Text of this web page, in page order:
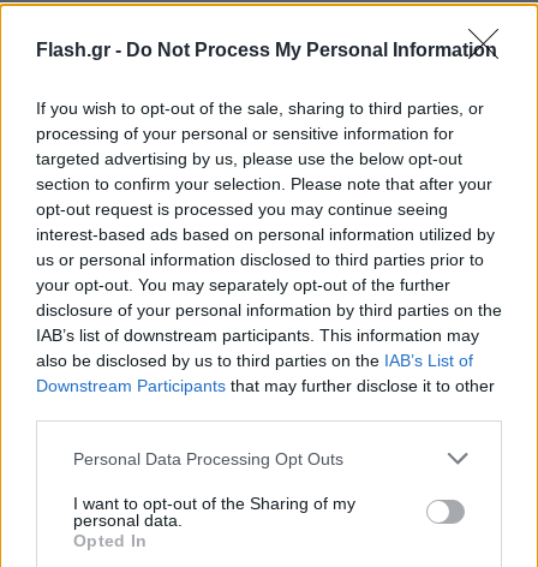
Flash.gr - Do Not Process My Personal Information
If you wish to opt-out of the sale, sharing to third parties, or
processing of your personal or sensitive information for
targeted advertising by us, please use the below opt-out
section to confirm your selection. Please note that after your
opt-out request is processed you may continue seeing
interest-based ads based on personal information utilized by
us or personal information disclosed to third parties prior to
your opt-out. You may separately opt-out of the further
disclosure of your personal information by third parties on the
IAB’s list of downstream participants. This information may
also be disclosed by us to third parties on the IAB’s List of
Downstream Participants that may further disclose it to other
Please note that this website/app uses one or more Google
not limited to your visit or usage behaviour. You may click to
grant or deny consent to Google and its third-party tags to
use your data for below specified purposes in below Google
Personal Data Processing Opt Outs
I want to opt-out of the Sharing of my
personal data.
Opted In
Ενίσχυση της ποικιλίας προϊόντων και του e-
commerce
Ταυτόχρονα, η ενίσχυση των τοπικών κοινωνιών
παραμένει στην καρδιά της λειτουργίας της ΑΒ